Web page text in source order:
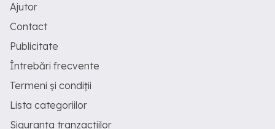
Ajutor
Contact
Publicitate
Întrebări frecvente
Termeni și condiții
Lista categoriilor
Siguranța tranzacțiilor